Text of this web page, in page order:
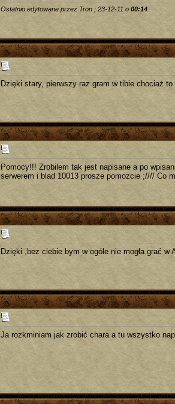
Ostatnio edytowane przez Tron ; 23-12-11 o 00:14
Dzięki stary, pierwszy raz gram w tibie chociaż to
Pomocy!!! Zrobilem tak jest napisane a po
serwerem i blad 10013 prosze pomozcie ;//// Co
Dzięki ,bez ciebie bym w ogóle nie mogła grać w
Ja rozkminiam jak zrobić chara a tu wszystko